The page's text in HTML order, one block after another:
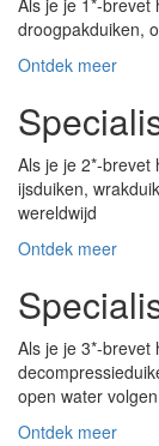
Als je je 1*-brevet
droogpakduiken,
Ontdek meer
Als je je 2*-brevet
ijsduiken,
wereldwijd
Ontdek meer
Als je je 3*-brevet
open water
Ontdek meer